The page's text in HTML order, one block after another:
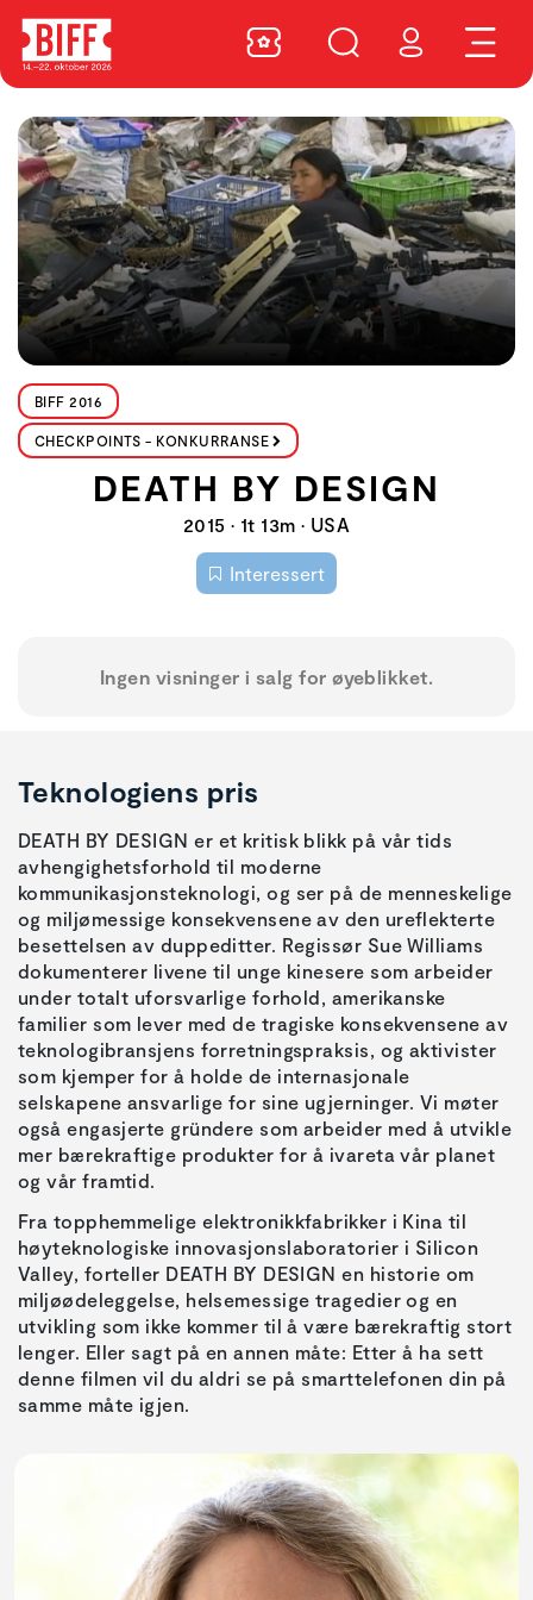
BIFF 2016
CHECKPOINTS - KONKURRANSE
DEATH BY DESIGN
2015 • 1t 13m • USA
Interessert
Ingen visninger i salg for øyeblikket.
Teknologiens pris
DEATH BY DESIGN er et kritisk blikk på vår tids
avhengighetsforhold til moderne
kommunikasjonsteknologi, og ser på de menneskelige
og miljømessige konsekvensene av den ureflekterte
besettelsen av duppeditter. Regissør Sue Williams
dokumenterer livene til unge kinesere som arbeider
under totalt uforsvarlige forhold, amerikanske
familier som lever med de tragiske konsekvensene av
teknologibransjens forretningspraksis, og aktivister
som kjemper for å holde de internasjonale
selskapene ansvarlige for sine ugjerninger. Vi møter
også engasjerte gründere som arbeider med å utvikle
mer bærekraftige produkter for å ivareta vår planet
og vår framtid.
Fra topphemmelige elektronikkfabrikker i Kina til
høyteknologiske innovasjonslaboratorier i Silicon
Valley, forteller DEATH BY DESIGN en historie om
miljøødeleggelse, helsemessige tragedier og en
utvikling som ikke kommer til å være bærekraftig stort
lenger. Eller sagt på en annen måte: Etter å ha sett
denne filmen vil du aldri se på smarttelefonen din på
samme måte igjen.